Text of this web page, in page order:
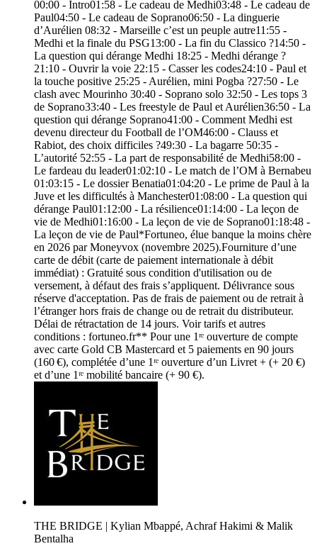
00:00 - Intro01:58 - Le cadeau de Medhi03:48 - Le cadeau de
Paul04:50 - Le cadeau de Soprano06:50 - La dinguerie
d’Aurélien 08:32 - Marseille c’est un peuple autre11:55 -
Medhi et la finale du PSG13:00 - La fin du Classico ?14:50 -
La question qui dérange Medhi 18:25 - Medhi dérange ?
21:10 - Ouvrir la voie 22:15 - Casser les codes24:10 - Paul et
la touche positive 25:25 - Aurélien, mini Pogba ?27:50 - Le
clash avec Mourinho 30:40 - Soprano solo 32:50 - Les tops 3
de Soprano33:40 - Les freestyle de Paul et Aurélien36:50 - La
question qui dérange Soprano41:00 - Comment Medhi est
devenu directeur du Football de l’OM46:00 - Clauss et
Rabiot, des choix difficiles ?49:30 - La bagarre 50:35 -
L’autorité 52:55 - La part de responsabilité de Medhi58:00 -
Le fardeau du leader01:02:10 - Le match de l’OM à Bernabeu
01:03:15 - Le dossier Benatia01:04:20 - Le prime de Paul à la
Juve et les difficultés à Manchester01:08:00 - La question qui
dérange Paul01:12:00 - La résilience01:14:00 - La leçon de
vie de Medhi01:16:00 - La leçon de vie de Soprano01:18:48 -
La leçon de vie de Paul*Fortuneo, élue banque la moins chère
en 2026 par Moneyvox (novembre 2025).Fourniture d’une
carte de débit (carte de paiement internationale à débit
immédiat) : Gratuité sous condition d'utilisation ou de
versement, à défaut des frais s’appliquent. Délivrance sous
réserve d'acceptation. Pas de frais de paiement ou de retrait à
l’étranger hors frais de change ou de retrait du distributeur.
Délai de rétractation de 14 jours. Voir tarifs et autres
conditions : fortuneo.fr** Pour une 1ʳᵉ ouverture de compte
avec carte Gold CB Mastercard et 5 paiements en 90 jours
(160 €), complétée d’une 1ʳᵉ ouverture d’un Livret + (+ 20 €)
et d’une 1ʳᵉ mobilité bancaire (+ 90 €).
THE BRIDGE | Kylian Mbappé, Achraf Hakimi & Malik
Bentalha